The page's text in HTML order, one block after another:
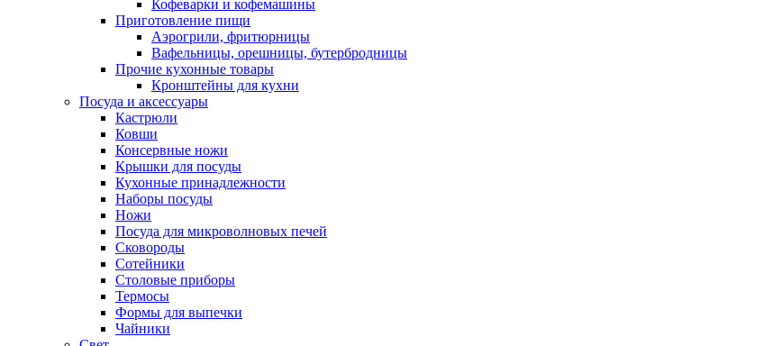
Кофеварки и кофемашины
Приготовление пищи
Аэрогрили, фритюрницы
Вафельницы, орешницы, бутербродницы
Прочие кухонные товары
Кронштейны для кухни
Посуда и аксессуары
Кастрюли
Ковши
Консервные ножи
Крышки для посуды
Кухонные принадлежности
Наборы посуды
Ножи
Посуда для микроволновых печей
Сковороды
Сотейники
Столовые приборы
Термосы
Формы для выпечки
Чайники